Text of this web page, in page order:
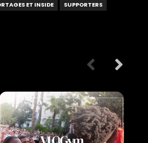
ET INSIDE SUPPORTERS